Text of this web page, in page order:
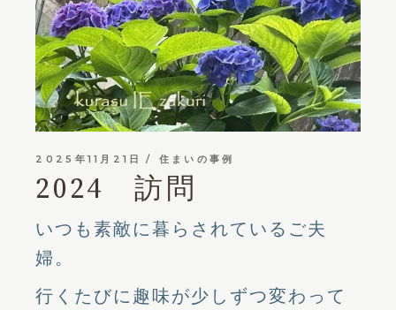
2025年11月21日 住まいの事例
2024 訪問
いつも素敵に暮らされているご夫
婦。
行くたびに趣味が少しずつ変わって